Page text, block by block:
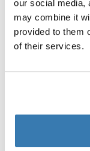
our social media,
may combine it
provided to them
of their services.
Toutes les
Toggle overview